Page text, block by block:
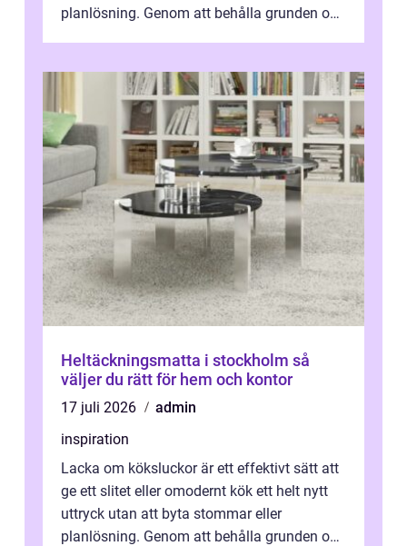
planlösning. Genom att behålla grunden och
Heltäckningsmatta i stockholm så
väljer du rätt för hem och kontor
17 juli 2026
admin
inspiration
Lacka om köksluckor är ett effektivt sätt att
ge ett slitet eller omodernt kök ett helt nytt
uttryck utan att byta stommar eller
planlösning. Genom att behålla grunden och